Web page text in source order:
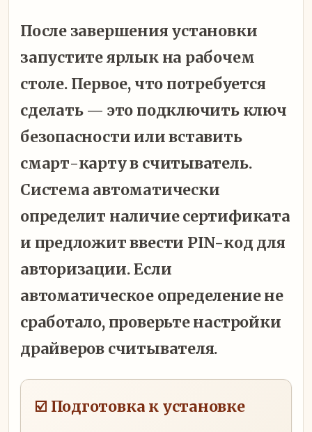
После завершения установки
запустите ярлык на рабочем
столе. Первое, что потребуется
сделать — это подключить ключ
безопасности или вставить
смарт-карту в считыватель.
Система автоматически
определит наличие сертификата
и предложит ввести PIN-код для
авторизации. Если
автоматическое определение не
сработало, проверьте настройки
драйверов считывателя.
☑️ Подготовка к установке